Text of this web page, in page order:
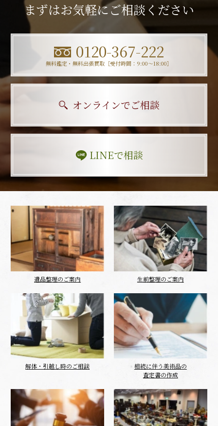
まずはお気軽にご相談ください
0120-367-222
無料鑑定・無料出張買取［受付時間：9:00〜18:00］
オンラインでご相談
LINEで相談
遺品整理のご案内 生前整理のご案内
解体・引越し時のご相談
相続に伴う美術品の
査定書の作成